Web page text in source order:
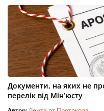
Документи, на яких не
перелік від Мін’юсту